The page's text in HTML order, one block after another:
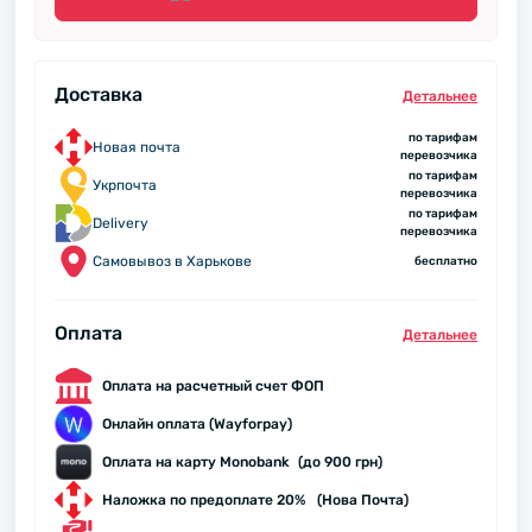
Доставка Детальнее
Новая почта
по тарифам
перевозчика
Укрпочта
по тарифам
перевозчика
Delivery
по тарифам
перевозчика
Самовывоз в Харькове бесплатно
Оплата Детальнее
Оплата на расчетный счет ФОП
Онлайн оплата (Wayforpay)
Оплата на карту Monobank (до 900 грн)
Наложка по предоплате 20% (Нова Почта)